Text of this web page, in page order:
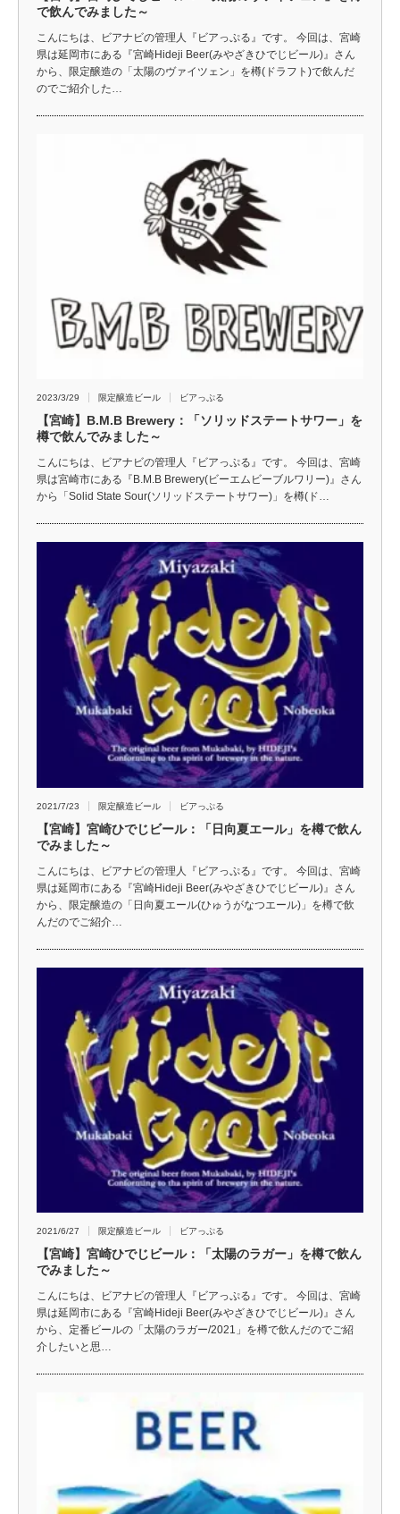
で飲んでみました～
こんにちは、ビアナビの管理人『ビアっぷる』です。 今回は、宮崎
県は延岡市にある『宮崎Hideji Beer(みやざきひでじビール)』さん
から、限定醸造の「太陽のヴァイツェン」を樽(ドラフト)で飲んだ
のでご紹介した…
2023/3/29 限定醸造ビール ビアっぷる
【宮崎】B.M.B Brewery：「ソリッドステートサワー」を
樽で飲んでみました～
こんにちは、ビアナビの管理人『ビアっぷる』です。 今回は、宮崎
県は宮崎市にある『B.M.B Brewery(ビーエムビーブルワリー)』さん
から「Solid State Sour(ソリッドステートサワー)」を樽(ド…
2021/7/23 限定醸造ビール ビアっぷる
【宮崎】宮崎ひでじビール：「日向夏エール」を樽で飲ん
でみました～
こんにちは、ビアナビの管理人『ビアっぷる』です。 今回は、宮崎
県は延岡市にある『宮崎Hideji Beer(みやざきひでじビール)』さん
から、限定醸造の「日向夏エール(ひゅうがなつエール)」を樽で飲
んだのでご紹介…
2021/6/27 限定醸造ビール ビアっぷる
【宮崎】宮崎ひでじビール：「太陽のラガー」を樽で飲ん
でみました～
こんにちは、ビアナビの管理人『ビアっぷる』です。 今回は、宮崎
県は延岡市にある『宮崎Hideji Beer(みやざきひでじビール)』さん
から、定番ビールの「太陽のラガー/2021」を樽で飲んだのでご紹
介したいと思…